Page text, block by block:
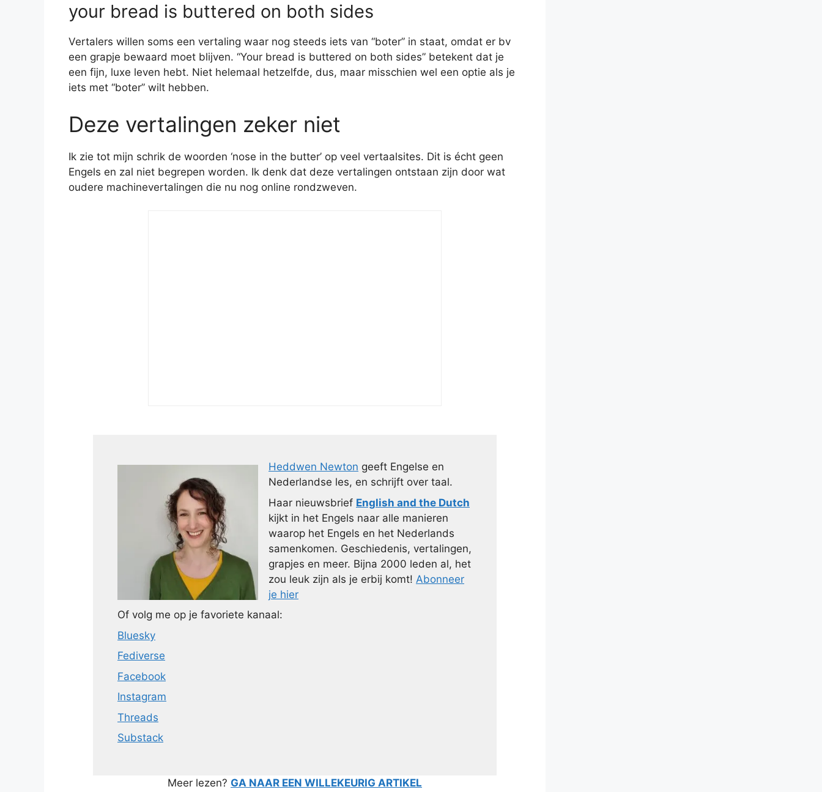
your bread is buttered on both sides
Vertalers willen soms een vertaling waar nog steeds iets van “boter” in staat, omdat er bv
een grapje bewaard moet blijven. “Your bread is buttered on both sides” betekent dat je
een fijn, luxe leven hebt. Niet helemaal hetzelfde, dus, maar misschien wel een optie als je
iets met “boter” wilt hebben.
Deze vertalingen zeker niet
Ik zie tot mijn schrik de woorden ‘nose in the butter’ op veel vertaalsites. Dit is écht geen
Engels en zal niet begrepen worden. Ik denk dat deze vertalingen ontstaan zijn door wat
oudere machinevertalingen die nu nog online rondzweven.
Heddwen Newton geeft Engelse en
Nederlandse les, en schrijft over taal.
Haar nieuwsbrief English and the Dutch
kijkt in het Engels naar alle manieren
waarop het Engels en het Nederlands
samenkomen. Geschiedenis, vertalingen,
grapjes en meer. Bijna 2000 leden al, het
zou leuk zijn als je erbij komt! Abonneer
je hier
Of volg me op je favoriete kanaal:
Bluesky
Fediverse
Facebook
Instagram
Threads
Substack
Meer lezen? GA NAAR EEN WILLEKEURIG ARTIKEL